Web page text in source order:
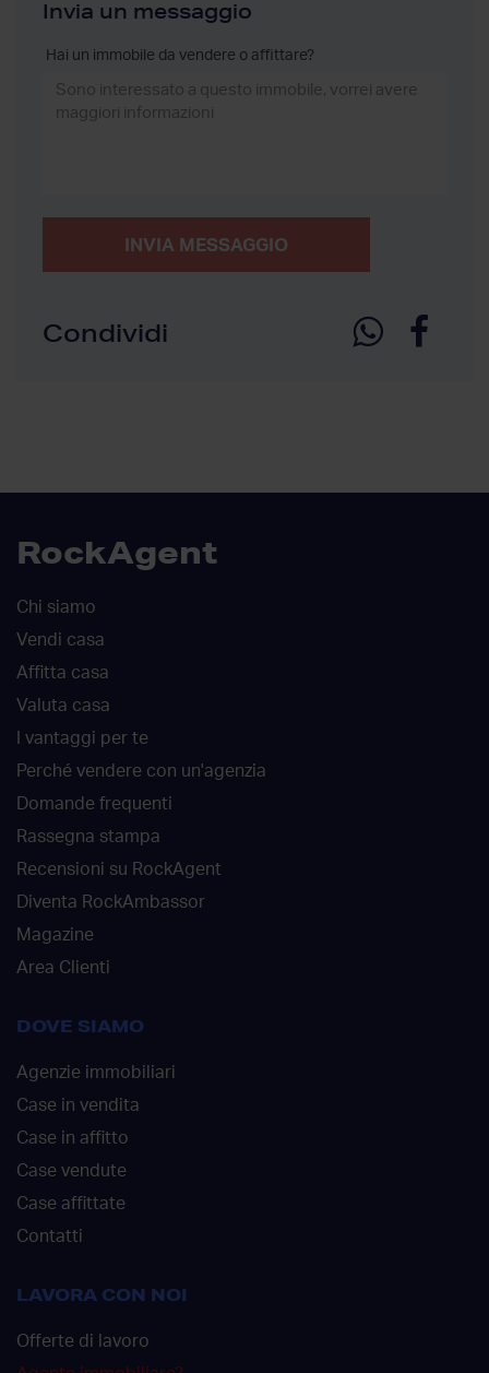
Invia un messaggio
Hai un immobile da vendere o affittare?
INVIA MESSAGGIO
Condividi
RockAgent
Chi siamo
Vendi casa
Affitta casa
Valuta casa
I vantaggi per te
Perché vendere con un'agenzia
Domande frequenti
Rassegna stampa
Recensioni su RockAgent
Diventa RockAmbassor
Magazine
Area Clienti
DOVE SIAMO
Agenzie immobiliari
Case in vendita
Case in affitto
Case vendute
Case affittate
Contatti
LAVORA CON NOI
Offerte di lavoro